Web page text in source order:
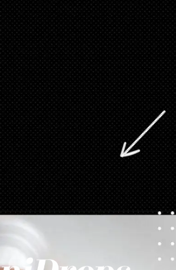
https://danidrops.com.br/category/tendencia-de-unhas/